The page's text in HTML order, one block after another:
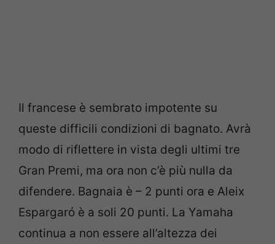
Il francese è sembrato impotente su
queste difficili condizioni di bagnato. Avrà
modo di riflettere in vista degli ultimi tre
Gran Premi, ma ora non c’è più nulla da
difendere. Bagnaia è – 2 punti ora e Aleix
Espargaró è a soli 20 punti. La Yamaha
continua a non essere all’altezza dei